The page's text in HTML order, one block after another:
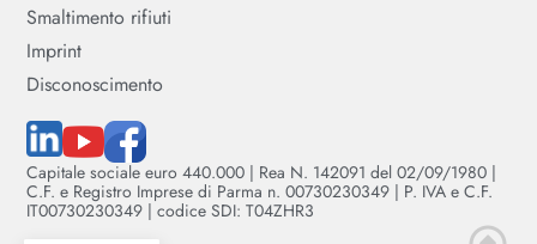
Smaltimento rifiuti
Imprint
Disconoscimento
Capitale sociale euro 440.000 | Rea N. 142091 del 02/09/1980 |
C.F. e Registro Imprese di Parma n. 00730230349 | P. IVA e C.F.
IT00730230349 | codice SDI: T04ZHR3